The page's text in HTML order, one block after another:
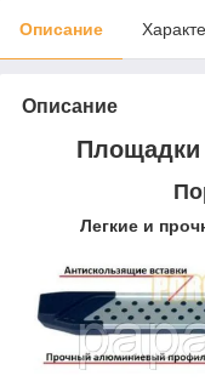
Описание
Описание
Площадки
Легкие и